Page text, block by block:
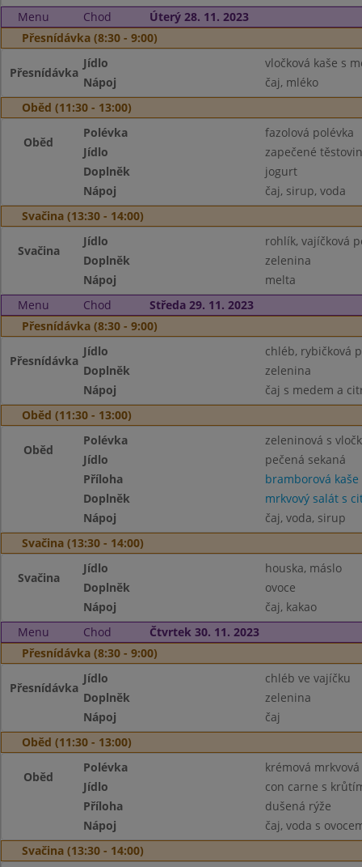
Menu Chod
Úterý 28. 11. 2023
Přesnídávka (8:30 - 9:00)
Přesnídávka
Jídlo
vločková kaše s
Nápoj
čaj, mléko
Oběd (11:30 - 13:00)
Oběd
Polévka
fazolová polévka
Jídlo
zapečené
Doplněk
jogurt
Nápoj
čaj, sirup, voda
Svačina (13:30 - 14:00)
Svačina
Jídlo
rohlík, vajíčková
Doplněk
zelenina
Nápoj
melta
Menu
Chod
Středa 29. 11. 2023
Přesnídávka (8:30 - 9:00)
Přesnídávka
Jídlo
chléb, rybičková
Doplněk
zelenina
Nápoj
čaj s medem a
Oběd (11:30 - 13:00)
Oběd
Polévka
zeleninová s
Jídlo
pečená sekaná
Příloha
bramborová kaše
Doplněk
mrkvový salát s
Nápoj
čaj, voda, sirup
Svačina (13:30 - 14:00)
Svačina
Jídlo
houska, máslo
Doplněk
ovoce
Nápoj
čaj, kakao
Menu
Chod
Čtvrtek 30. 11. 2023
Přesnídávka (8:30 - 9:00)
Přesnídávka
Jídlo
chléb ve vajíčku
Doplněk
zelenina
Nápoj
čaj
Oběd (11:30 - 13:00)
Oběd
Polévka
krémová mrkvová
Jídlo
con carne s
Příloha
dušená rýže
Nápoj
čaj, voda s
Svačina (13:30 - 14:00)